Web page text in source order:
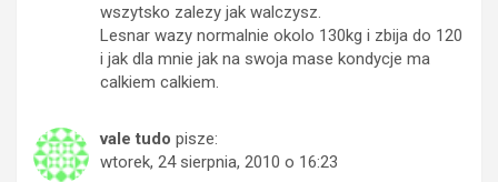
wszytsko zalezy jak walczysz.
Lesnar wazy normalnie okolo 130kg i zbija do 120
i jak dla mnie jak na swoja mase kondycje ma
calkiem calkiem.
vale tudo pisze:
wtorek, 24 sierpnia, 2010 o 16:23